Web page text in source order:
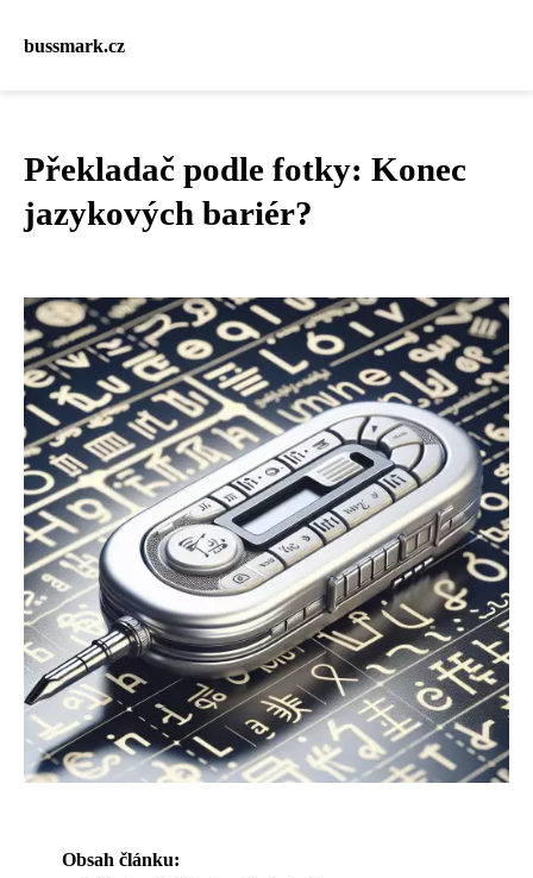
bussmark.cz
Překladač podle fotky: Konec
jazykových bariér?
Obsah článku: